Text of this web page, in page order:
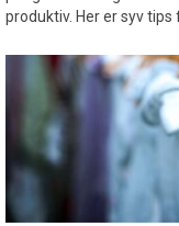
produktiv. Her er syv